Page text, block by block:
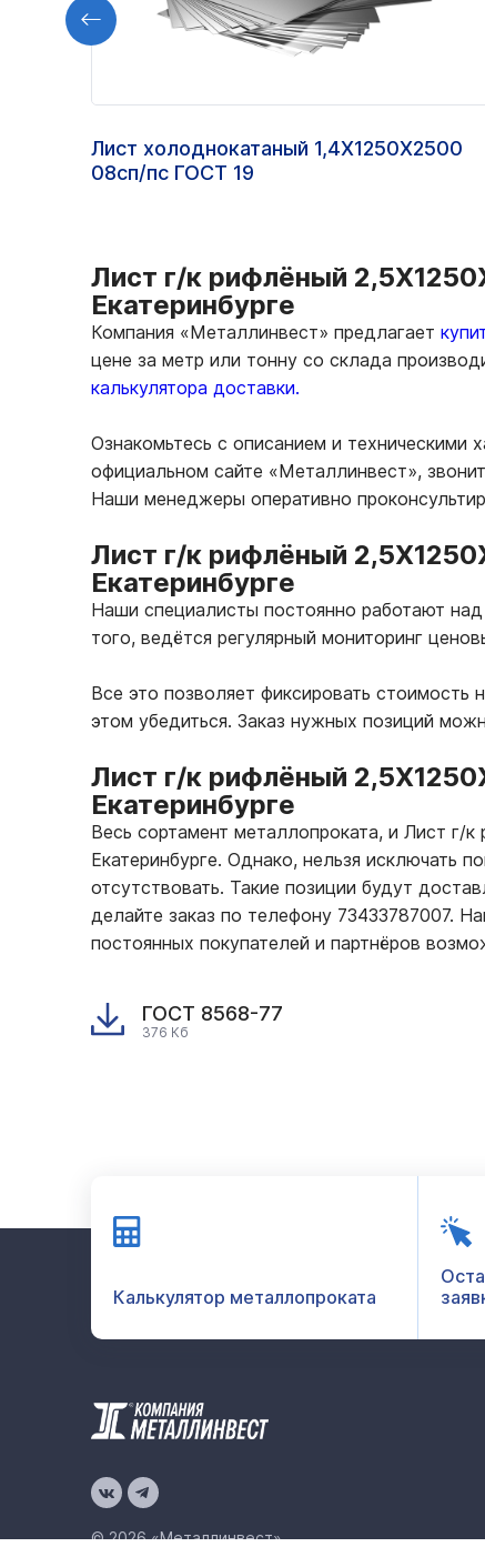
Лист холоднокатаный 1,4Х1250Х2500
08сп/пс ГОСТ 19
Лист г/к рифлёный
Екатеринбурге
Компания «Металлинвест» предлагает
цене за метр или тонну со склада
калькулятора доставки.
Ознакомьтесь с описанием и
официальном сайте «Металлинвест»,
Наши менеджеры оперативно
Лист г/к рифлёный
Екатеринбурге
Наши специалисты постоянно работают
того, ведётся регулярный мониторинг
Все это позволяет фиксировать
этом убедиться. Заказ нужных позиций
Лист г/к рифлёный
Екатеринбурге
Весь сортамент металлопроката, и Лист
Екатеринбурге. Однако, нельзя исключать
отсутствовать. Такие позиции будут
делайте заказ по телефону 73433787007.
постоянных покупателей и партнёров
ГОСТ 8568-77
376 Кб
Калькулятор металлопроката
© 2026 «Металлинвест»